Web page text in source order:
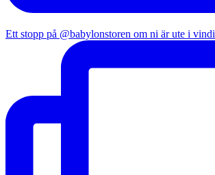
Ett stopp på @babylonstoren om ni är ute i vindi